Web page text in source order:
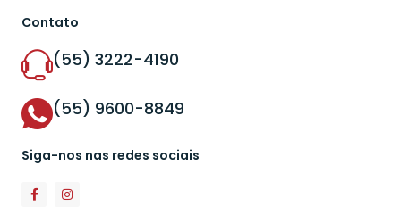
Contato
(55) 3222-4190
(55) 9600-8849
Siga-nos nas redes sociais